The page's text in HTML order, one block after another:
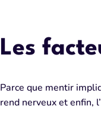
Les
Parce que mentir
rend nerveux et enfin, l’